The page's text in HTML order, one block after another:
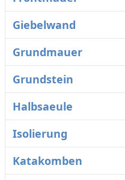
Giebelwand
Grundmauer
Grundstein
Halbsaeule
Isolierung
Katakomben